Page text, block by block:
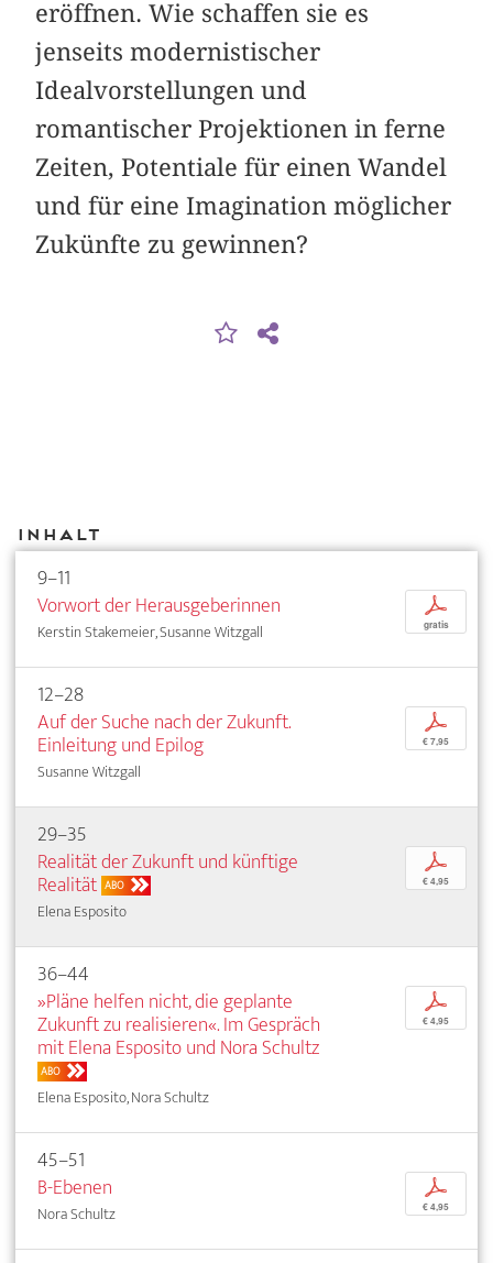
eröffnen. Wie schaffen sie es
jenseits modernistischer
Idealvorstellungen und
romantischer Projektionen in ferne
Zeiten, Potentiale für einen Wandel
und für eine Imagination möglicher
Zukünfte zu gewinnen?
Inhalt
9–11
Vorwort der Herausgeberinnen
Kerstin Stakemeier, Susanne Witzgall
p
gratis
12–28
Auf der Suche nach der Zukunft.
Einleitung und Epilog
Susanne Witzgall
p
€ 7,95
29–35
Realität der Zukunft und künftige
Realität ABO
Elena Esposito
p
€ 4,95
36–44
»Pläne helfen nicht, die geplante
Zukunft zu realisieren«. Im Gespräch
mit Elena Esposito und Nora Schultz
ABO
Elena Esposito, Nora Schultz
p
€ 4,95
45–51
B-Ebenen
Nora Schultz
p
€ 4,95